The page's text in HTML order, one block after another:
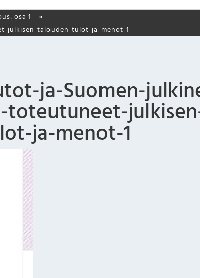
osa 1
julkisen-talouden-tulot-ja-menot-1
ja-Suomen-
toteutuneet-
ja-menot-1